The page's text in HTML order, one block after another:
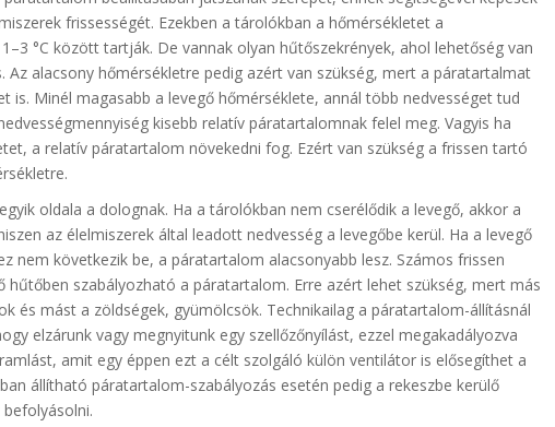
frissességét. Ezekben a tárolókban a hőmérsékletet a
°C között tartják. De vannak olyan hűtőszekrények, ahol lehetőség van
Az alacsony hőmérsékletre pedig azért van szükség, mert a páratartalmat
is. Minél magasabb a levegő hőmérséklete, annál több nedvességet tud
kisebb relatív páratartalomnak felel meg. Vagyis ha
a relatív páratartalom növekedni fog. Ezért van szükség a frissen tartó
oldala a dolognak. Ha a tárolókban nem cserélődik a levegő, akkor a
az élelmiszerek által leadott nedvesség a levegőbe kerül. Ha a levegő
nem következik be, a páratartalom alacsonyabb lesz. Számos frissen
hűtőben szabályozható a páratartalom. Erre azért lehet szükség, mert más
és mást a zöldségek, gyümölcsök. Technikailag a páratartalom-állításnál
elzárunk vagy megnyitunk egy szellőzőnyílást, ezzel megakadályozva
amit egy éppen ezt a célt szolgáló külön ventilátor is elősegíthet a
állítható páratartalom-szabályozás esetén pedig a rekeszbe kerülő